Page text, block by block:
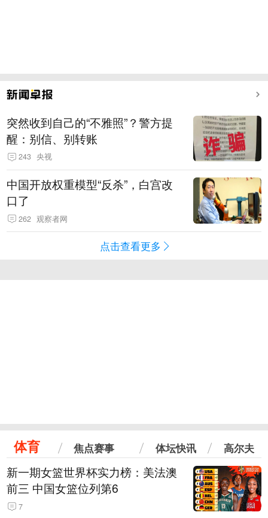
突然收到自己的“不雅照”？警方提
醒：别信、别转账
243 央视
中国开放权重模型“反杀”，白宫改
口了
262 观察者网
点击查看更多
体育 焦点赛事 体坛快讯 高尔夫
新一期女篮世界杯实力榜：美法澳
前三 中国女篮位列第6
7